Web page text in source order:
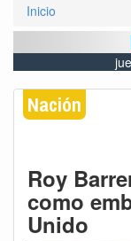
Inicio
Nación
Roy
como
Unido